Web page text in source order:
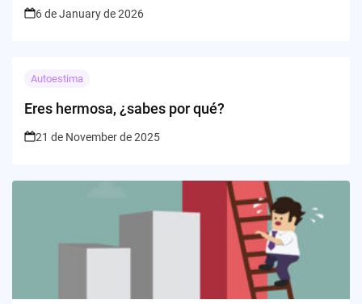
6 de January de 2026
Autoestima
Eres hermosa, ¿sabes por qué?
21 de November de 2025